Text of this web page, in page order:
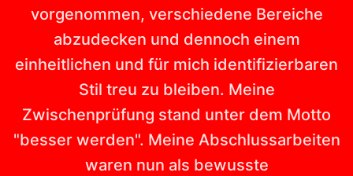
vorgenommen, verschiedene Bereiche
abzudecken und dennoch einem
einheitlichen und für mich identifizierbaren
Stil treu zu bleiben. Meine
Zwischenprüfung stand unter dem Motto
"besser werden". Meine Abschlussarbeiten
waren nun als bewusste